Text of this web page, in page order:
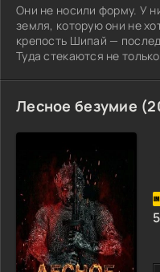
Они не носили форму. У
земля, которую они не
крепость Шипай —
Туда стекаются не
Лесное безумие